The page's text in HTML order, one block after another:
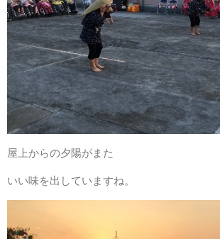
短期入所生活介護トマト村
利用をご検討の方
採用情報
屋上からの夕陽がまた
いい味を出していますね。